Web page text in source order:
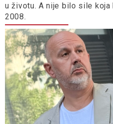
u životu. A nije bilo sile
2008.